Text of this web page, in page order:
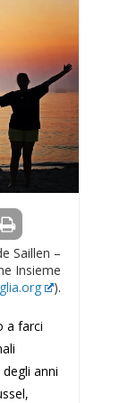
Saillen –
Insieme
).
a farci
anni